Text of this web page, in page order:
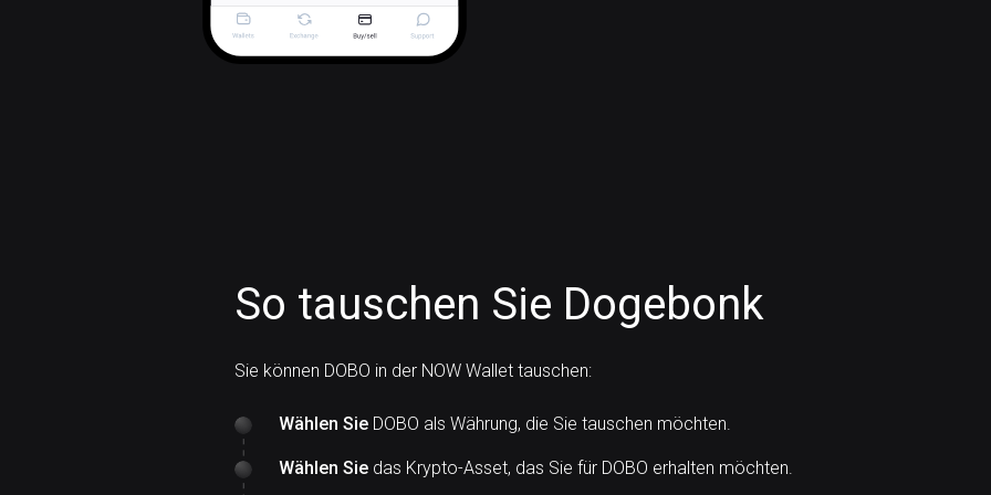
So tauschen Sie Dogebonk
Sie können DOBO in der NOW Wallet tauschen:
Wählen Sie DOBO als Währung, die Sie tauschen möchten.
Wählen Sie das Krypto-Asset, das Sie für DOBO erhalten möchten.